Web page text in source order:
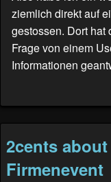
ziemlich direkt auf
gestossen. Dort hat
Frage von einem
Informationen
2cents
Firmenevent